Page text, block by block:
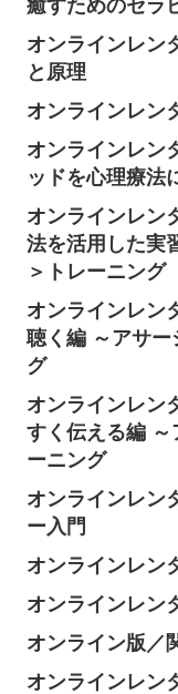
癒すためのセラ
オンラインレン
と原理
オンラインレン
オンラインレン
ッドを心理療法
オンラインレン
法を活用した実
＞トレーニング
オンラインレン
聴く編 ～アサ
グ
オンラインレン
すく伝える編 ～
ーニング
オンラインレン
ー入門
オンラインレン
オンラインレン
オンライン版／
オンラインレン